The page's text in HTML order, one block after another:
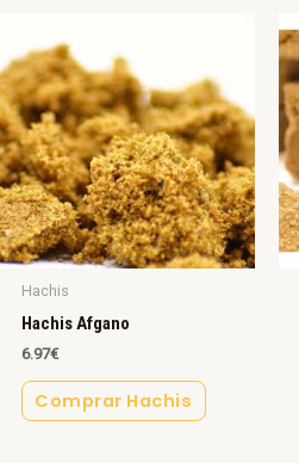
Hachis
Hachis Afgano
6.97€
Comprar Hachis